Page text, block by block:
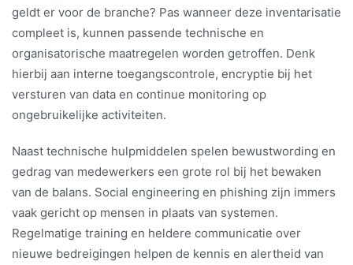
geldt er voor de branche? Pas wanneer deze inventarisatie
compleet is, kunnen passende technische en
organisatorische maatregelen worden getroffen. Denk
hierbij aan interne toegangscontrole, encryptie bij het
versturen van data en continue monitoring op
ongebruikelijke activiteiten.
Naast technische hulpmiddelen spelen bewustwording en
gedrag van medewerkers een grote rol bij het bewaken
van de balans. Social engineering en phishing zijn immers
vaak gericht op mensen in plaats van systemen.
Regelmatige training en heldere communicatie over
nieuwe bedreigingen helpen de kennis en alertheid van